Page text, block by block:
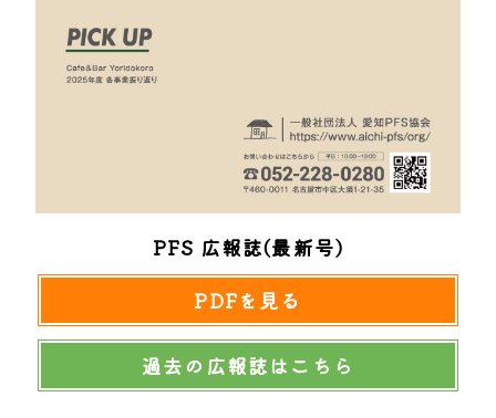
PFS 広報誌(最新号)
PDFを見る
過去の広報誌はこちら